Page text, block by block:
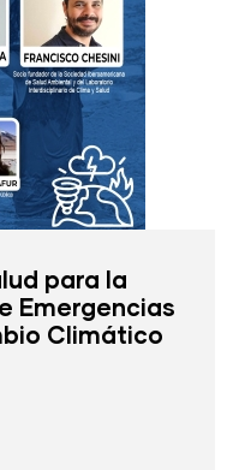
para la
Emergencias
Climático